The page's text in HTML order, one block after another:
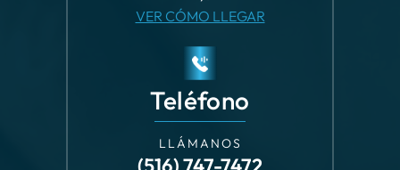
Teléfono
LLÁMANOS
(516) 747-7472